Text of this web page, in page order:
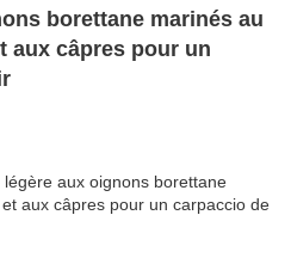
marinés au
aux câpres pour un